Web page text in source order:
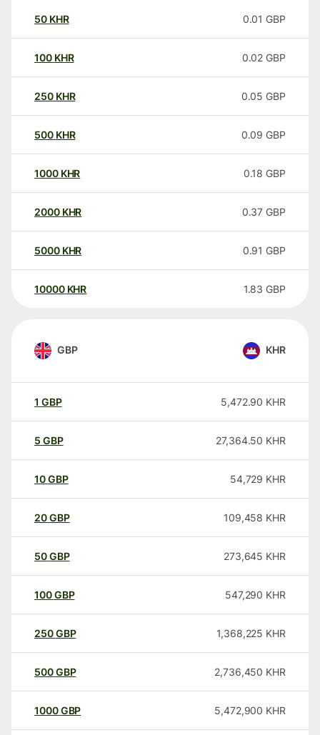
50 KHR 0.01 GBP
100 KHR 0.02 GBP
250 KHR 0.05 GBP
500 KHR 0.09 GBP
1000 KHR 0.18 GBP
2000 KHR 0.37 GBP
5000 KHR 0.91 GBP
10000 KHR 1.83 GBP
GBP KHR
1 GBP 5,472.90 KHR
5 GBP 27,364.50 KHR
10GBP 54,729 KHR
20GBP 109,458 KHR
50GBP 273,645 KHR
100GBP 547,290 KHR
250GBP 1,368,225 KHR
500GBP 2,736,450 KHR
1000GBP 5,472,900 KHR